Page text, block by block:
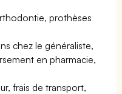
prothèses
chez le généraliste,
en pharmacie,
frais de transport,